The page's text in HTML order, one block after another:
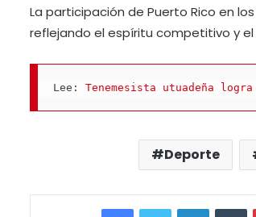
La participación de Puerto Rico en
reflejando el espíritu competitivo y
Lee: Tenemesista utuadeña
Deporte
FacebookTwitter LinkedIn